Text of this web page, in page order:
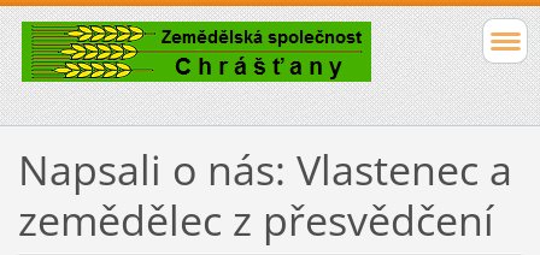
Napsali o nás: Vlastenec a
zemědělec z přesvědčení